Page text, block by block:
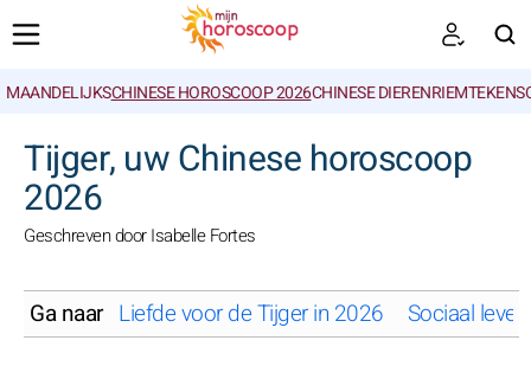
MAANDELIJKSCHINESE HOROSCOOP 2026CHINESE DIERENRIEMTEKENS
Tijger, uw Chinese horoscoop
2026
Geschreven door Isabelle Fortes
Ga naar Liefde voor de Tijger in 2026 Sociaal